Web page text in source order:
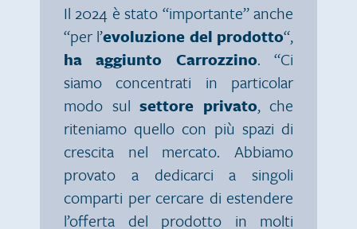
Il 2024 è stato “importante” anche
“per l’evoluzione del prodotto“,
ha aggiunto Carrozzino. “Ci
siamo concentrati in particolar
modo sul settore privato, che
riteniamo quello con più spazi di
crescita nel mercato. Abbiamo
provato a dedicarci a singoli
comparti per cercare di estendere
l’offerta del prodotto in molti